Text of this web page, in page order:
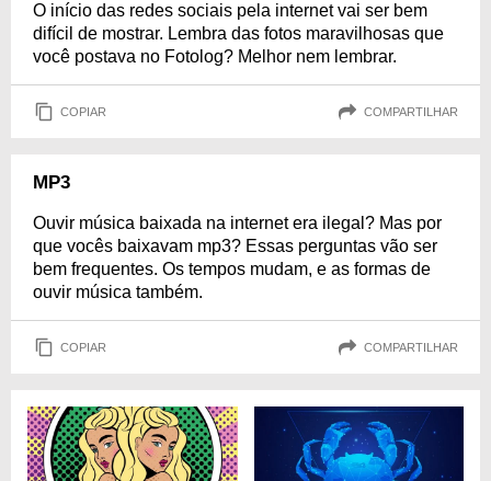
O início das redes sociais pela internet vai ser bem
difícil de mostrar. Lembra das fotos maravilhosas que
você postava no Fotolog? Melhor nem lembrar.
COPIAR COMPARTILHAR
MP3
Ouvir música baixada na internet era ilegal? Mas por
que vocês baixavam mp3? Essas perguntas vão ser
bem frequentes. Os tempos mudam, e as formas de
ouvir música também.
COPIAR COMPARTILHAR